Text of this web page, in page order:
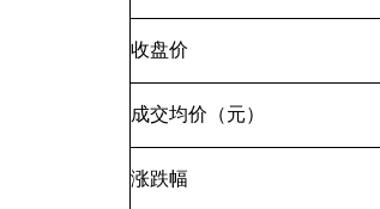
收盘价
成交均价（元）
涨跌幅